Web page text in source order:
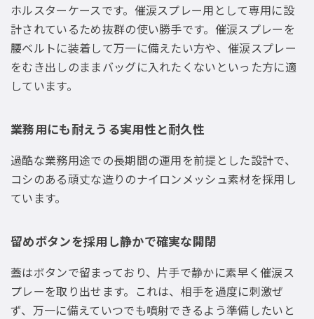
ホルスターケースです。催涙スプレー用として専用に設
計されているため抜群の使い勝手です。催涙スプレーを
腰ベルトに装着して万一に備えたい方や、催涙スプレー
をむき出しのままバッグに入れたくないといった方に適
しています。
業務用にも耐えうる実用性と耐久性
過酷な業務用途での長期間の運用を前提とした設計で、
コシのある頑丈な造りのナイロンメッシュ素材を採用し
ています。
留めボタンを採用し静かで確実な開閉
蓋はボタンで留まっており、片手で静かに素早く催涙ス
プレーを取り出せます。これは、相手を過度に刺激ぜ
ず、万一に備えていつでも噴射できるよう準備したいと